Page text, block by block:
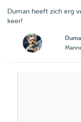
Duman heeft zich erg
keer!